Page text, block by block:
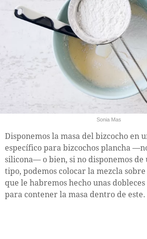
Sonia Mas
Disponemos la masa del bizcocho en
específico para bizcochos plancha
silicona— o bien, si no disponemos de
tipo, podemos colocar la mezcla
que le habremos hecho unas
para contener la masa dentro de este.